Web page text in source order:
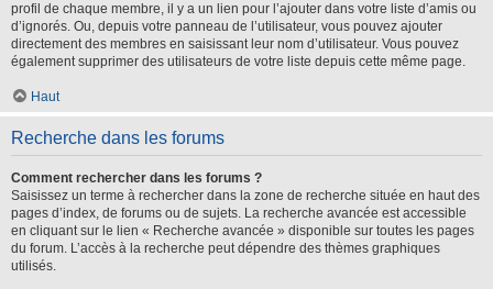
profil de chaque membre, il y a un lien pour l’ajouter dans votre liste d’amis ou
d’ignorés. Ou, depuis votre panneau de l’utilisateur, vous pouvez ajouter
directement des membres en saisissant leur nom d’utilisateur. Vous pouvez
également supprimer des utilisateurs de votre liste depuis cette même page.
Haut
Recherche dans les forums
Comment rechercher dans les forums ?
Saisissez un terme à rechercher dans la zone de recherche située en haut des
pages d’index, de forums ou de sujets. La recherche avancée est accessible
en cliquant sur le lien « Recherche avancée » disponible sur toutes les pages
du forum. L’accès à la recherche peut dépendre des thèmes graphiques
utilisés.